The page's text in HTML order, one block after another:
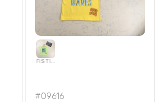
4
#09616